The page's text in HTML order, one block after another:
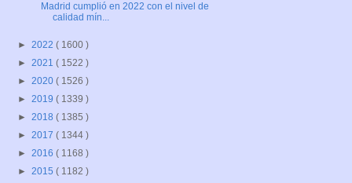
Madrid cumplió en 2022 con el nivel de
calidad mín...
► 2022 ( 1600 )
► 2021 ( 1522 )
► 2020 ( 1526 )
► 2019 ( 1339 )
► 2018 ( 1385 )
► 2017 ( 1344 )
► 2016 ( 1168 )
► 2015 ( 1182 )